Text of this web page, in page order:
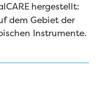
hergestellt:
dem Gebiet der
Instrumente.